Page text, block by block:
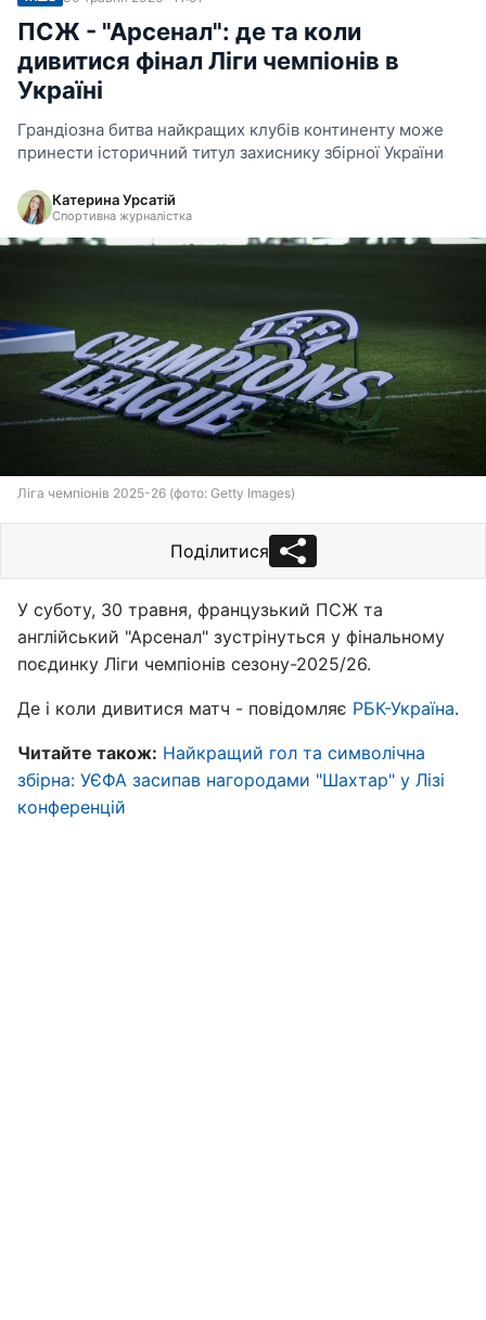
ПСЖ - "Арсенал": де та коли
дивитися фінал Ліги чемпіонів в
Україні
Грандіозна битва найкращих клубів континенту може
принести історичний титул захиснику збірної України
Катерина Урсатій
Спортивна журналістка
Ліга чемпіонів 2025-26 (фото: Getty Images)
Поділитися
У суботу, 30 травня, французький ПСЖ та
англійський "Арсенал" зустрінуться у фінальному
поєдинку Ліги чемпіонів сезону-2025/26.
Де і коли дивитися матч - повідомляє РБК-Україна.
Читайте також: Найкращий гол та символічна
збірна: УЄФА засипав нагородами "Шахтар" у Лізі
конференцій